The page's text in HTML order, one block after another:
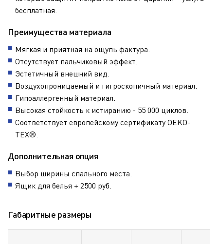
бесплатная.
Преимущества материала
Мягкая и приятная на ощупь фактура.
Отсутствует пальчиковый эффект.
Эстетичный внешний вид.
Воздухопроницаемый и гигроскопичный материал.
Гипоаллергенный материал.
Высокая стойкость к истиранию - 55 000 циклов.
Соответствует европейскому сертификату OEKO-
TEX®.
Дополнительная опция
Выбор ширины спального места.
Ящик для белья + 2500 руб.
Габаритные размеры